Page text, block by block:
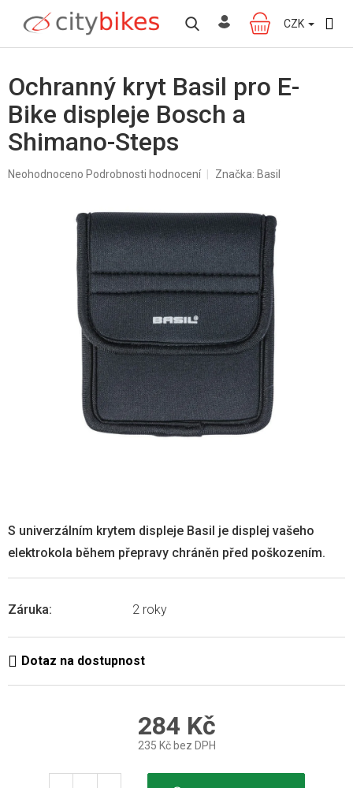
obsah
NÁKUPNÍ
KOŠÍK
CZK
Ochranný kryt Basil pro E-
Bike displeje Bosch a
Shimano-Steps
Průměrné
Neohodnoceno Podrobnosti hodnocení Značka: Basil
Záruka: 2 roky
S univerzálním krytem displeje Basil je displej vašeho
elektrokola během přepravy chráněn před poškozením.
284 Kč
235 Kč bez DPH
cena: